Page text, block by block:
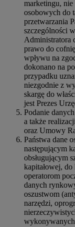
marketingu,
osobowych do
przetwarzania
szczególności
Administratora
prawo do
wpływu na
dokonano na
przypadku
niezgodnie z
skargę do
jest Prezes
Podanie
a także
oraz Umowy
Państwa dane
następującym
obsługującym
kapitałowej,
operatorom
danych
oszustwom
narzędzi,